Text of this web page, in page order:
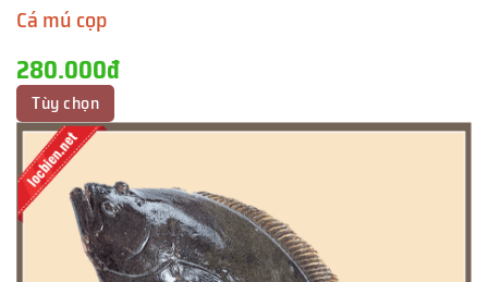
Cá mú cọp
280.000đ
Tùy chọn